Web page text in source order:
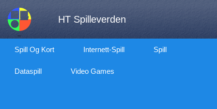
HT Spilleverden
Spill Og Kort Internett-Spill Spill
Dataspill Video Games